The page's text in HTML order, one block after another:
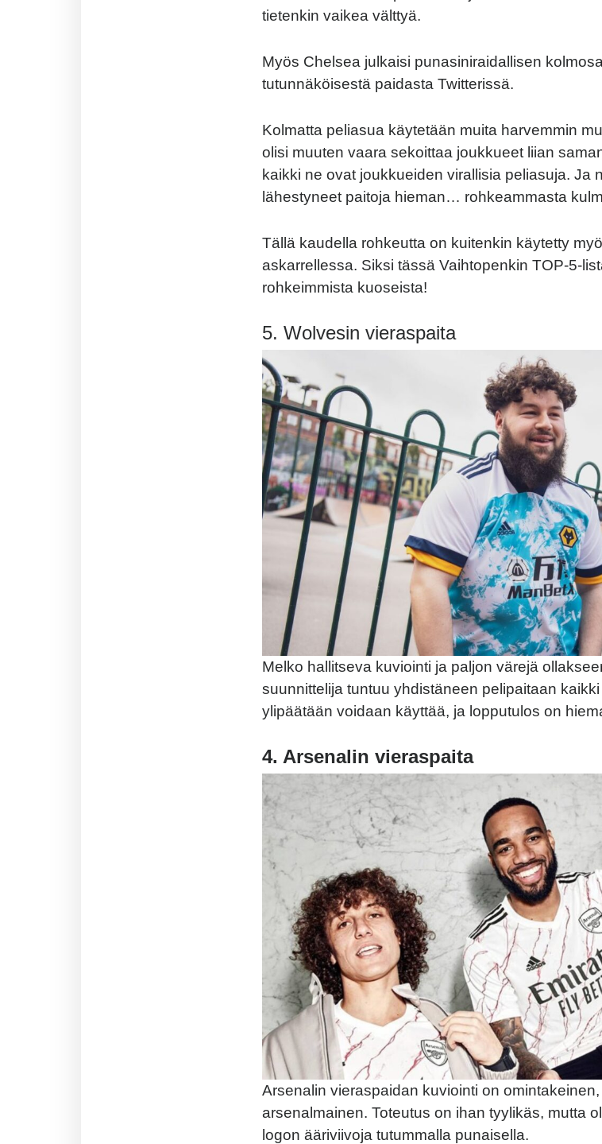
tietenkin vaikea välttyä.
Myös Chelsea julkaisi punasiniraidallisen
tutunnäköisestä paidasta Twitterissä.
Kolmatta peliasua käytetään muita harvemmin
olisi muuten vaara sekoittaa joukkueet liian
kaikki ne ovat joukkueiden virallisia peliasuja. Ja
lähestyneet paitoja hieman… rohkeammasta
Tällä kaudella rohkeutta on kuitenkin käytetty
askarrellessa. Siksi tässä Vaihtopenkin TOP-5-
rohkeimmista kuoseista!
5. Wolvesin vieraspaita
Melko hallitseva kuviointi ja paljon värejä
suunnittelija tuntuu yhdistäneen pelipaitaan
ylipäätään voidaan käyttää, ja lopputulos on
4. Arsenalin vieraspaita
Arsenalin vieraspaidan kuviointi on
arsenalmainen. Toteutus on ihan tyylikäs, mutta
logon ääriviivoja tutummalla punaisella.